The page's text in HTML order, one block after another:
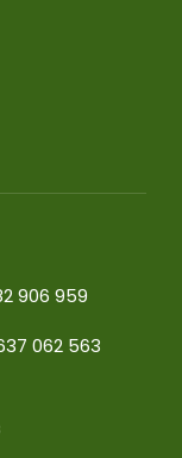
906 959
062 563